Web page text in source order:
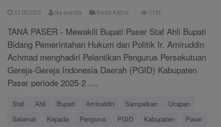
27-05-2025 Ika marsila Berita Kaltim 1193
TANA PASER - Mewakili Bupati Paser Staf Ahli Bupati
Bidang Pemerintahan Hukum dan Politik Ir. Amiruddin
Achmad menghadiri Pelantikan Pengurus Persekutuan
Gereja-Gereja Indonesia Daerah (PGID) Kabupaten
Paser periode 2025-2 ....
Staf Ahli Bupati Amiruddin Sampaikan
Ucapan
Selamat
Kepada Pengurus PGID Kabupaten Paser